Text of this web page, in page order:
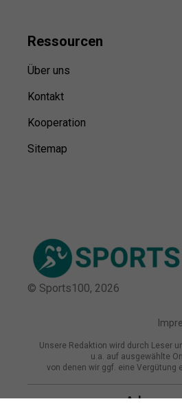
Ressourcen
Über uns
Kontakt
Kooperation
Sitemap
© Sports100, 2026
Unsere Redaktion wird durch Leser
u.a. auf ausgewählte
von denen wir ggf. eine Vergütung
Adresse